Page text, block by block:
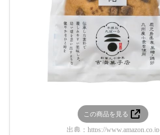
この商品を見る
出典： https://www.amazon.co.jp